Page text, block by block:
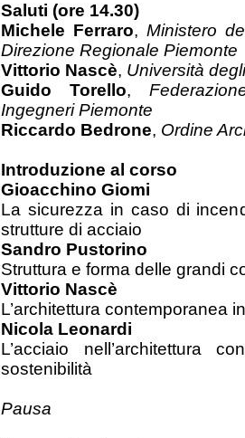
Saluti (ore 14.30)
Michele Ferraro,Ministero
Direzione Regionale Piemonte
Vittorio Nascè, Università
Guido Torello,
Ingegneri Piemonte
Riccardo Bedrone, Ordine
Introduzione al corso
Gioacchino Giomi
La sicurezza in caso di
strutture di acciaio
Sandro Pustorino
Struttura e forma delle grandi
Vittorio Nascè
L’architettura contemporanea
Nicola Leonardi
L’acciaio nell’architettura
sostenibilità
Pausa